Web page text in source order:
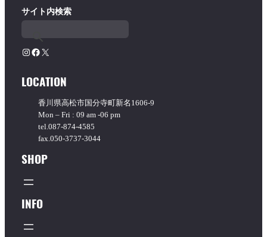
ゴ
ー
を
サイト内検索
Instagram Facebook X
LOCATION
香川県高松市国分寺町新名1606-9
Mon – Fri : 09 am -06 pm
tel.087-874-4585
fax.050-3737-3044
SHOP
INFO